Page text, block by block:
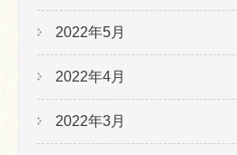
2022年5月
2022年4月
2022年3月